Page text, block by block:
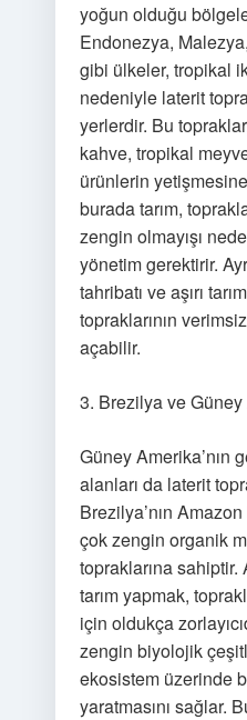
yoğun olduğu
Endonezya,
gibi ülkeler, tropikal
nedeniyle laterit
yerlerdir. Bu
kahve, tropikal
ürünlerin
burada tarım,
zengin olmayışı
yönetim gerektirir.
tahribatı ve aşırı
topraklarının
açabilir.
3. Brezilya ve
Güney Amerika’nın
alanları da laterit
Brezilya’nın
çok zengin organik
topraklarına
tarım yapmak,
için oldukça
zengin biyolojik
ekosistem üzerinde
yaratmasını sağlar.